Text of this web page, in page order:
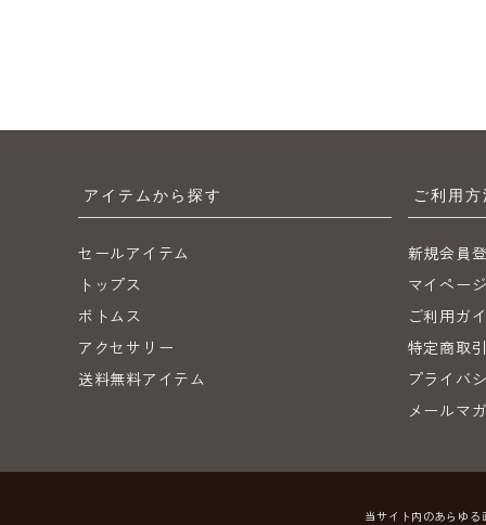
アイテムから探す
セールアイテム
トップス
ボトムス
アクセサリー
送料無料アイテム
ご利用
新規会員
マイペー
ご利用ガ
特定商取
プライバ
メールマ
当サイト内のあらゆ